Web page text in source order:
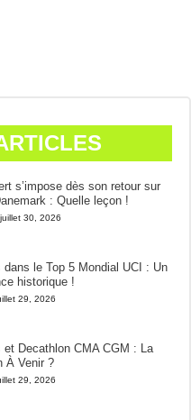
s’impose dès son retour sur
: Quelle leçon !
juillet 30, 2026
dans le Top 5 Mondial UCI : Un
historique !
29, 2026
et Decathlon CMA CGM : La
À Venir ?
29, 2026